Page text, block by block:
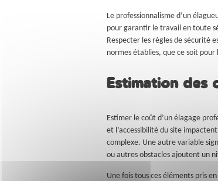
Le professionnalisme d’un
pour garantir le travail en toute
Respecter les règles de sécurité
normes établies, que ce soit
Estimation des
Estimer le coût d’un élagage
et l’accessibilité du site
complexe. Une autre variable
ou autres obstacles ajoutent un
Une fois tous ces éléments pris